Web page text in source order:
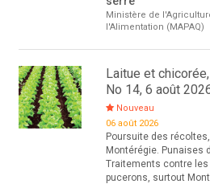
Ministère de
l'Alimentation (MAPAQ)
Laitue et
No 14, 6 août
Nouveau
06 août 2026
Poursuite des
Montérégie. Punaises
Traitements contre
pucerons, surtout